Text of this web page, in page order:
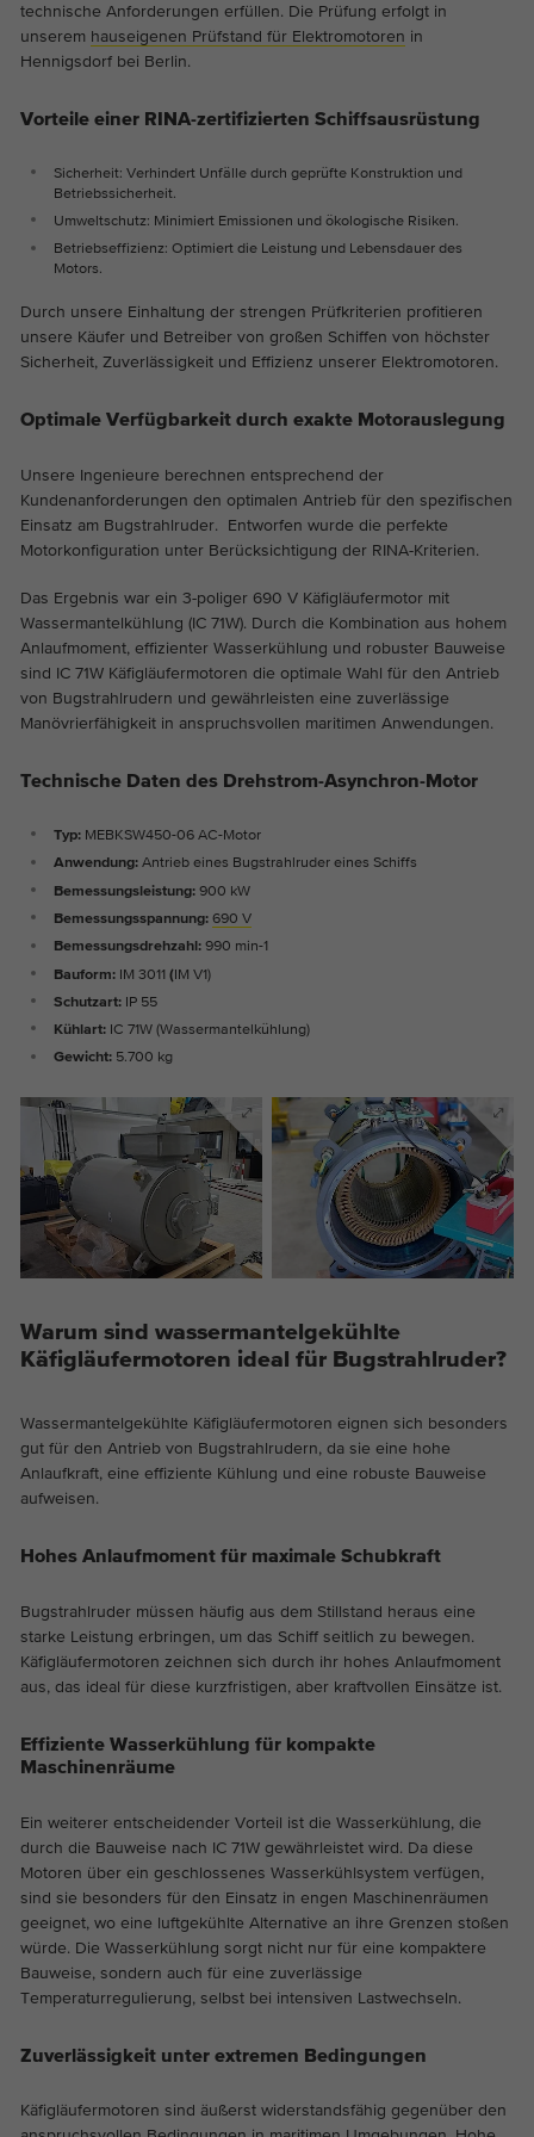
technische Anforderungen erfüllen. Die Prüfung erfolgt in
unserem hauseigenen Prüfstand für Elektromotoren in
Hennigsdorf bei Berlin.
Vorteile einer RINA-zertifizierten Schiffsausrüstung
Sicherheit: Verhindert Unfälle durch geprüfte Konstruktion und
Betriebssicherheit.
Umweltschutz: Minimiert Emissionen und ökologische Risiken.
Betriebseffizienz: Optimiert die Leistung und Lebensdauer des
Motors.
Durch unsere Einhaltung der strengen Prüfkriterien profitieren
unsere Käufer und Betreiber von großen Schiffen von höchster
Sicherheit, Zuverlässigkeit und Effizienz unserer Elektromotoren.
Optimale Verfügbarkeit durch exakte Motorauslegung
Unsere Ingenieure berechnen entsprechend der
Kundenanforderungen den optimalen Antrieb für den spezifischen
Einsatz am Bugstrahlruder. Entworfen wurde die perfekte
Motorkonfiguration unter Berücksichtigung der RINA-Kriterien.
Das Ergebnis war ein 3-poliger 690 V Käfigläufermotor mit
Wassermantelkühlung (IC 71W). Durch die Kombination aus hohem
Anlaufmoment, effizienter Wasserkühlung und robuster Bauweise
sind IC 71W Käfigläufermotoren die optimale Wahl für den Antrieb
von Bugstrahlrudern und gewährleisten eine zuverlässige
Manövrierfähigkeit in anspruchsvollen maritimen Anwendungen.
Technische Daten des Drehstrom-Asynchron-Motor
Typ: MEBKSW450-06 AC-Motor
Anwendung:Antrieb eines Bugstrahlruder eines Schiffs
Bemessungsleistung:900 kW
Bemessungsspannung:690 V
Bemessungsdrehzahl:990 min-1
Bauform: IM 3011 (IM V1)
Schutzart: IP 55
Kühlart: IC 71W (Wassermantelkühlung)
Gewicht: 5.700 kg
Warum sind wassermantelgekühlte
Käfigläufermotoren ideal für Bugstrahlruder?
Wassermantelgekühlte Käfigläufermotoren eignen sich besonders
gut für den Antrieb von Bugstrahlrudern, da sie eine hohe
Anlaufkraft, eine effiziente Kühlung und eine robuste Bauweise
aufweisen.
Hohes Anlaufmoment für maximale Schubkraft
Bugstrahlruder müssen häufig aus dem Stillstand heraus eine
starke Leistung erbringen, um das Schiff seitlich zu bewegen.
Käfigläufermotoren zeichnen sich durch ihr hohes Anlaufmoment
aus, das ideal für diese kurzfristigen, aber kraftvollen Einsätze ist.
Effiziente Wasserkühlung für kompakte
Maschinenräume
Ein weiterer entscheidender Vorteil ist die Wasserkühlung, die
durch die Bauweise nach IC 71W gewährleistet wird. Da diese
Motoren über ein geschlossenes Wasserkühlsystem verfügen,
sind sie besonders für den Einsatz in engen Maschinenräumen
geeignet, wo eine luftgekühlte Alternative an ihre Grenzen stoßen
würde. Die Wasserkühlung sorgt nicht nur für eine kompaktere
Bauweise, sondern auch für eine zuverlässige
Temperaturregulierung, selbst bei intensiven Lastwechseln.
Zuverlässigkeit unter extremen Bedingungen
Käfigläufermotoren sind äußerst widerstandsfähig gegenüber den
Dieses Cookie ist ein Standard-Session-
Cookie von TYPO3. Es speichert im Falle
eines Benutzer-Logins die Session-ID. So
wiedererkannt werden und es wird ihm
gewährt.
Name cookie_optin
Laufzeit 1 Jahr
Zweck
Enthält die gewählten Tracking-Optin-
Name _ga_EVZ6Q3XCRT
Anbieter Google Tag Manager
Laufzeit 1 year
Zweck
Dies ist ein Google Tag Manager Cookie
und dient dem Erfassen verschiedener
Handlungen auf unserer Webseite.
Cookie-Informationen anzeigen
Diese Gruppe beinhaltet alle Skripte für analytisches Tracking
und zugehörige Cookies. Es hilft uns die Nutzererfahrung der
Abhängig von: Funktional
Name _ga
Laufzeit 2 Jahre
Zweck
installiert. Das Cookie wird verwendet, um
Kampagnendaten zu berechnen und die
Nutzung der Website für den
Analysebericht der Website zu verfolgen.
Die Cookies speichern Informationen
generierte Nummer zu, um eindeutige
Besucher zu identifizieren.
Name _ga_*
Zweck
Dieses Cookie wird von Google Analytics
installiert. Das Cookie wird verwendet um
die Seitenaufrufe zu speichern und zu
zählen.
Cookie-Informationen anzeigen
Auf unserer Website verwenden wir eingebettete Videos von
YouTube, um unsere Videos in besserer Qualität und mit
höherer Displayleistung anbieten zu können, damit die